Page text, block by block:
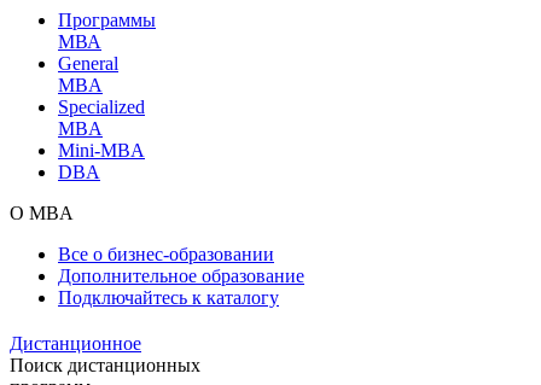
Программы
МВА
General
MBA
Specialized
MBA
Mini-MBA
DBA
О MBA
Все о бизнес-образовании
Дополнительное образование
Подключайтесь к каталогу
Дистанционное
Поиск дистанционных